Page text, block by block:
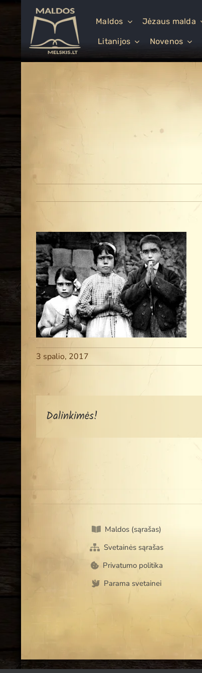
Skip
content
Maldos Jėzaus malda
Litanijos Novenos
3 spalio, 2017
Dalinkimės!
Maldos (sąrašas)
Svetainės sąrašas
Privatumo politika
Parama svetainei